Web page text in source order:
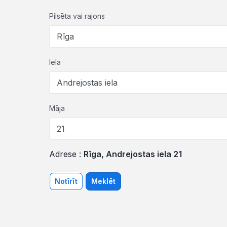
Pilsēta vai rajons
Iela
Māja
Adrese : Rīga, Andrejostas iela 21
Notīrīt Meklēt